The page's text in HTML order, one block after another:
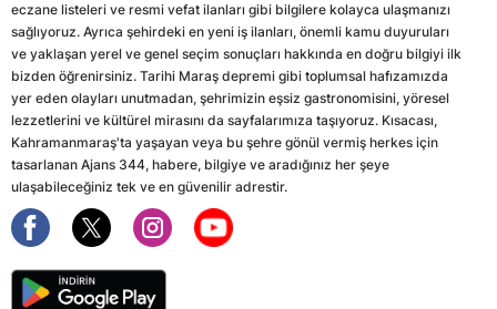
eczane listeleri ve resmi vefat ilanları gibi bilgilere kolayca ulaşmanızı
sağlıyoruz. Ayrıca şehirdeki en yeni iş ilanları, önemli kamu duyuruları
ve yaklaşan yerel ve genel seçim sonuçları hakkında en doğru bilgiyi ilk
bizden öğrenirsiniz. Tarihi Maraş depremi gibi toplumsal hafızamızda
yer eden olayları unutmadan, şehrimizin eşsiz gastronomisini, yöresel
lezzetlerini ve kültürel mirasını da sayfalarımıza taşıyoruz. Kısacası,
Kahramanmaraş'ta yaşayan veya bu şehre gönül vermiş herkes için
tasarlanan Ajans 344, habere, bilgiye ve aradığınız her şeye
ulaşabileceğiniz tek ve en güvenilir adrestir.